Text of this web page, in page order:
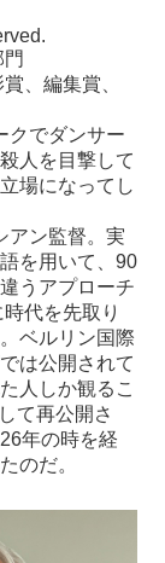
、編集賞、
クでダンサー
人を目撃して
場になってし
アン監督。実
を用いて、90
うアプローチ
代を先取り
ベルリン国際
は公開されて
人しか観るこ
て再公開さ
年の時を経
のだ。